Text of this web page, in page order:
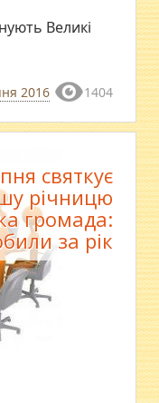
Великі
2016 1404
святкує
річницю
громада:
за рік